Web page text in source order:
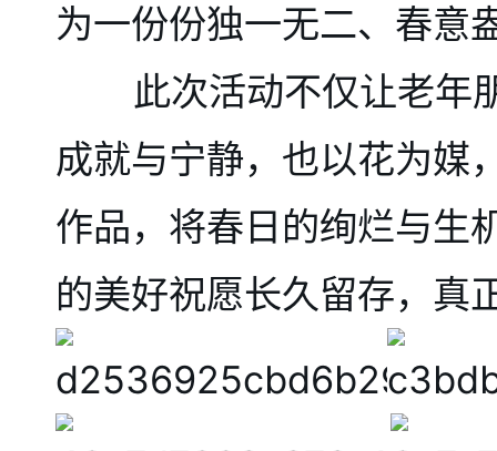
为一份份独一无二、春意
此次活动不仅让老年朋
成就与宁静，也以花为媒
作品，将春日的绚烂与生
的美好祝愿长久留存，真